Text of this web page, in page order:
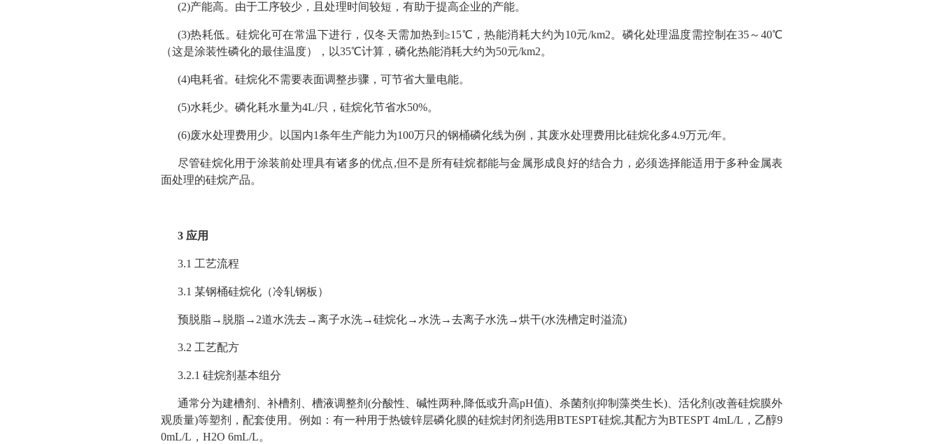
(2)产能高。由于工序较少，且处理时间较短，有助于提高企业的产能。
(3)热耗低。硅烷化可在常温下进行，仅冬天需加热到≥15℃，热能消耗大约为10元/km2。磷化处理温度需控制在35～40℃
（这是涂装性磷化的最佳温度），以35℃计算，磷化热能消耗大约为50元/km2。
(4)电耗省。硅烷化不需要表面调整步骤，可节省大量电能。
(5)水耗少。磷化耗水量为4L/只，硅烷化节省水50%。
(6)废水处理费用少。以国内1条年生产能力为100万只的钢桶磷化线为例，其废水处理费用比硅烷化多4.9万元/年。
尽管硅烷化用于涂装前处理具有诸多的优点,但不是所有硅烷都能与金属形成良好的结合力，必须选择能适用于多种金属表
面处理的硅烷产品。
3 应用
3.1 工艺流程
3.1 某钢桶硅烷化（冷轧钢板）
预脱脂→脱脂→2道水洗去→离子水洗→硅烷化→水洗→去离子水洗→烘干(水洗槽定时溢流)
3.2 工艺配方
3.2.1 硅烷剂基本组分
通常分为建槽剂、补槽剂、槽液调整剂(分酸性、碱性两种,降低或升高pH值)、杀菌剂(抑制藻类生长)、活化剂(改善硅烷膜外
观质量)等塑剂，配套使用。例如：有一种用于热镀锌层磷化膜的硅烷封闭剂选用BTESPT硅烷,其配方为BTESPT 4mL/L，乙醇9
0mL/L，H2O 6mL/L。